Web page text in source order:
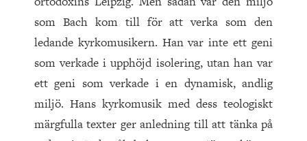
som Bach kom till för att verka som den
ledande kyrkomusikern. Han var inte ett geni
som verkade i upphöjd isolering, utan han var
ett geni som verkade i en dynamisk, andlig
miljö. Hans kyrkomusik med dess teologiskt
märgfulla texter ger anledning till att tänka på